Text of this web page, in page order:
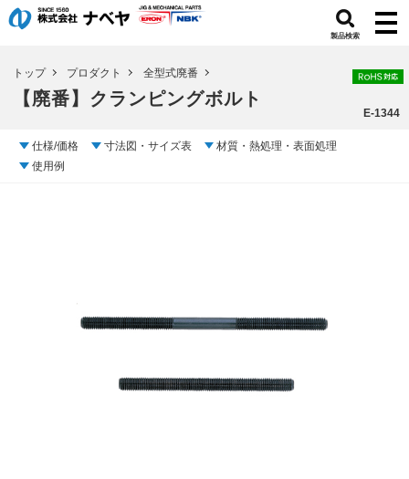
製品検索
トップ プロダクト 全型式廃番
【廃番】クランピングボルト
E-1344
仕様/価格 寸法図・サイズ表
材質・熱処理・表面処理
使用例